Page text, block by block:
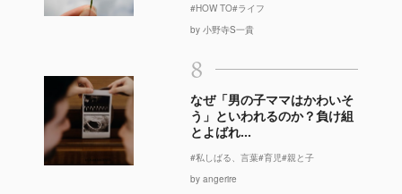
#HOW TO#ライフ
by 小野寺S一貴
8
なぜ「男の子ママはかわいそ
う」といわれるのか？負け組
とよばれ...
#私しばる、言葉#育児#親と子
by angerire